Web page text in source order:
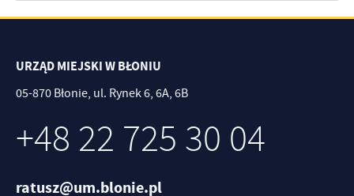
URZĄD MIEJSKI W BŁONIU
05-870 Błonie, ul. Rynek 6, 6A, 6B
+48 22 725 30 04
ratusz@um.blonie.pl